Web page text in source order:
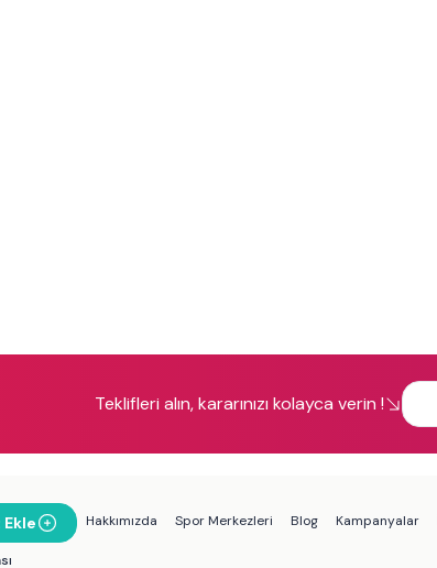
Teklifleri alın, kararınızı kolayca verin !
Hakkımızda Spor Merkezleri Blog Kampanyalar